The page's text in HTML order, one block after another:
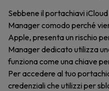
Sebbene il portachiavi
Manager comodo perché
Apple, presenta un rischio
Manager dedicato utilizza
funziona come una chiave
Per accedere al tuo
credenziali che utilizzi per